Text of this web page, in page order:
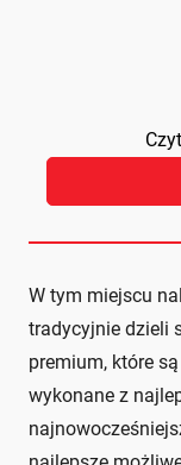
W tym miejscu
tradycyjnie dzieli
premium, które
wykonane z